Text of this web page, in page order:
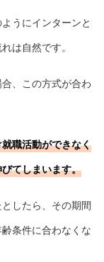
うにインターンと
は自然です。
、この方式が合わ
職活動ができなく
てしまいます。
したら、その期間
条件に合わなくな